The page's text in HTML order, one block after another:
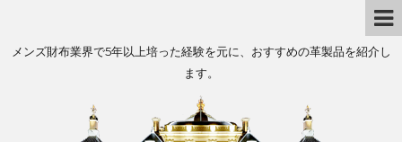
メンズ財布業界で5年以上培った経験を元に、おすすめの革製品を紹介し
ます。